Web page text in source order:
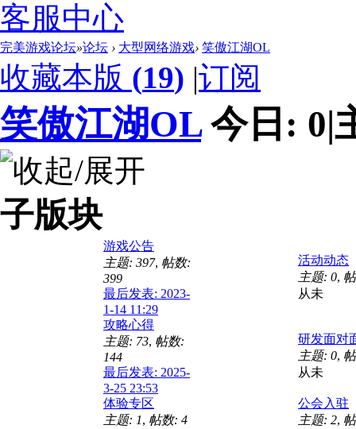
客服中心
完美游戏论坛»论坛 › 大型网络游戏› 笑傲江湖OL
收藏本版 (19) |订阅
笑傲江湖OL 今日: 0|
子版块
游戏公告
主题: 397, 帖数:
399
最后发表: 2023-
1-14 11:29
活动动态
主题: 0,
从未
攻略心得
主题: 73, 帖数:
144
最后发表: 2025-
3-25 23:53
研发面对
主题: 0,
从未
体验专区
主题: 1, 帖数: 4
公会入驻
主题: 2,